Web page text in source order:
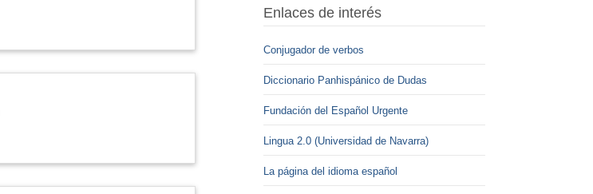
Enlaces de interés
Conjugador de verbos
Diccionario Panhispánico de Dudas
Fundación del Español Urgente
Lingua 2.0 (Universidad de Navarra)
La página del idioma español